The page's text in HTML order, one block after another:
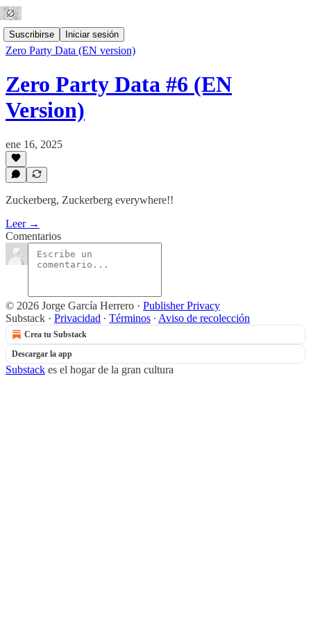
Suscribirse Iniciar sesión
Zero Party Data (EN version)
Zero Party Data #6 (EN
Version)
ene 16, 2025
Zuckerberg, Zuckerberg everywhere!!
Leer →
Comentarios
© 2026 Jorge García Herrero · Publisher Privacy
Substack · Privacidad ∙ Términos ∙ Aviso de recolección
Crea tu Substack
Descargar la app
Substack es el hogar de la gran cultura